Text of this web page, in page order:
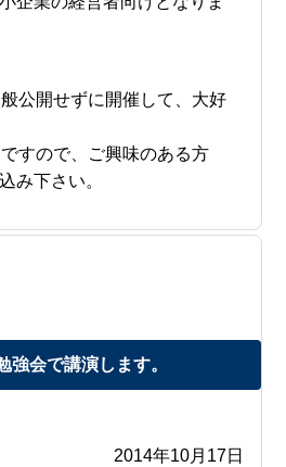
公開せずに開催して、大好
すので、ご興味のある方
み下さい。
強会で講演します。
2014年10月17日